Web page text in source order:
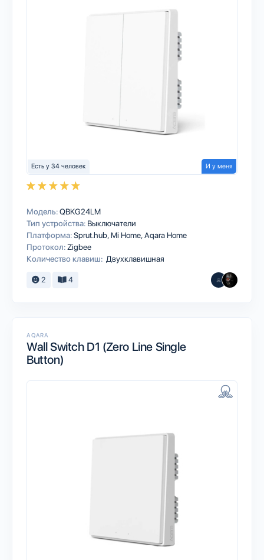
Есть у 34 человек И у меня
Модель:QBKG24LM
Тип устройства: Выключатели
Платформа:Sprut.hub Mi HomeAqara Home
Протокол:Zigbee
Количество клавиш: Двухклавишная
2 4
AQARA
Wall Switch D1 (Zero Line Single
Button)